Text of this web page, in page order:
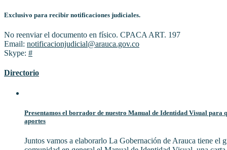
Exclusivo para recibir notificaciones judiciales.
No reenviar el documento en físico. CPACA ART. 197
Email: notificacionjudicial@arauca.gov.co
Skype: #
Directorio
Presentamos el borrador de nuestro Manual de Identidad Visual para
aportes
Juntos vamos a elaborarlo La Gobernación de Arauca tiene el